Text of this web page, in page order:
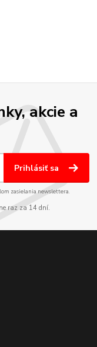
akcie a
Prihlásiť sa
zasielania newslettera.
raz za 14 dní.